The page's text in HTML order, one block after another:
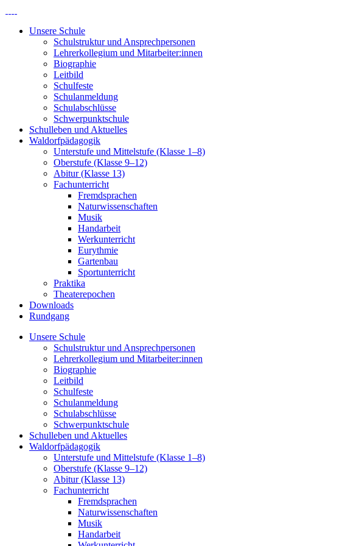
Unsere Schule
Schulstruktur und Ansprechpersonen
Lehrerkollegium und Mitarbeiter:innen
Biographie
Leitbild
Schulfeste
Schulanmeldung
Schulabschlüsse
Schwerpunktschule
Schulleben und Aktuelles
Waldorfpädagogik
Unterstufe und Mittelstufe (Klasse 1–8)
Oberstufe (Klasse 9–12)
Abitur (Klasse 13)
Fachunterricht
Fremdsprachen
Naturwissenschaften
Musik
Handarbeit
Werkunterricht
Eurythmie
Gartenbau
Sportunterricht
Praktika
Theaterepochen
Downloads
Rundgang
Unsere Schule
Schulstruktur und Ansprechpersonen
Lehrerkollegium und Mitarbeiter:innen
Biographie
Leitbild
Schulfeste
Schulanmeldung
Schulabschlüsse
Schwerpunktschule
Schulleben und Aktuelles
Waldorfpädagogik
Unterstufe und Mittelstufe (Klasse 1–8)
Oberstufe (Klasse 9–12)
Abitur (Klasse 13)
Fachunterricht
Fremdsprachen
Naturwissenschaften
Musik
Handarbeit